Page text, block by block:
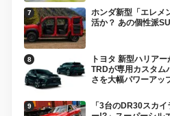
ホンダ新型「エレメ
活か？ あの個性派
トヨタ 新型ハリア
TRDが専用カスタム
さを大幅パワーアッ
「3台のDR30スカ